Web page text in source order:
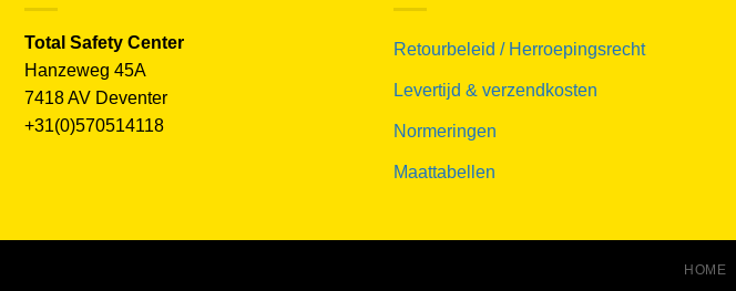
Total Safety Center
Hanzeweg 45A
7418 AV Deventer
+31(0)570514118
Retourbeleid / Herroepingsrecht
Levertijd & verzendkosten
Normeringen
Maattabellen
HOME